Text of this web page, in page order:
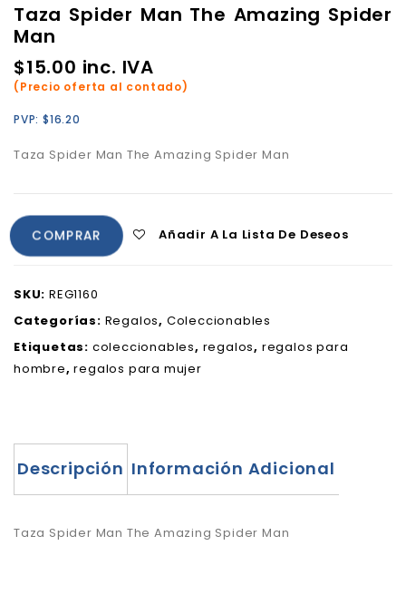
Taza Spider Man The Amazing Spider
Man
$15.00 inc. IVA
(Precio oferta al contado)
PVP: $16.20
Taza Spider Man The Amazing Spider Man
COMPRAR Añadir A La Lista De Deseos
SKU: REG1160
Categorías: Regalos, Coleccionables
Etiquetas: coleccionables, regalos, regalos para
hombre,regalos para mujer
Descripción Información Adicional
Taza Spider Man The Amazing Spider Man